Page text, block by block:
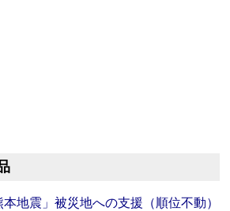
地震」被災地への支援（順位不動）